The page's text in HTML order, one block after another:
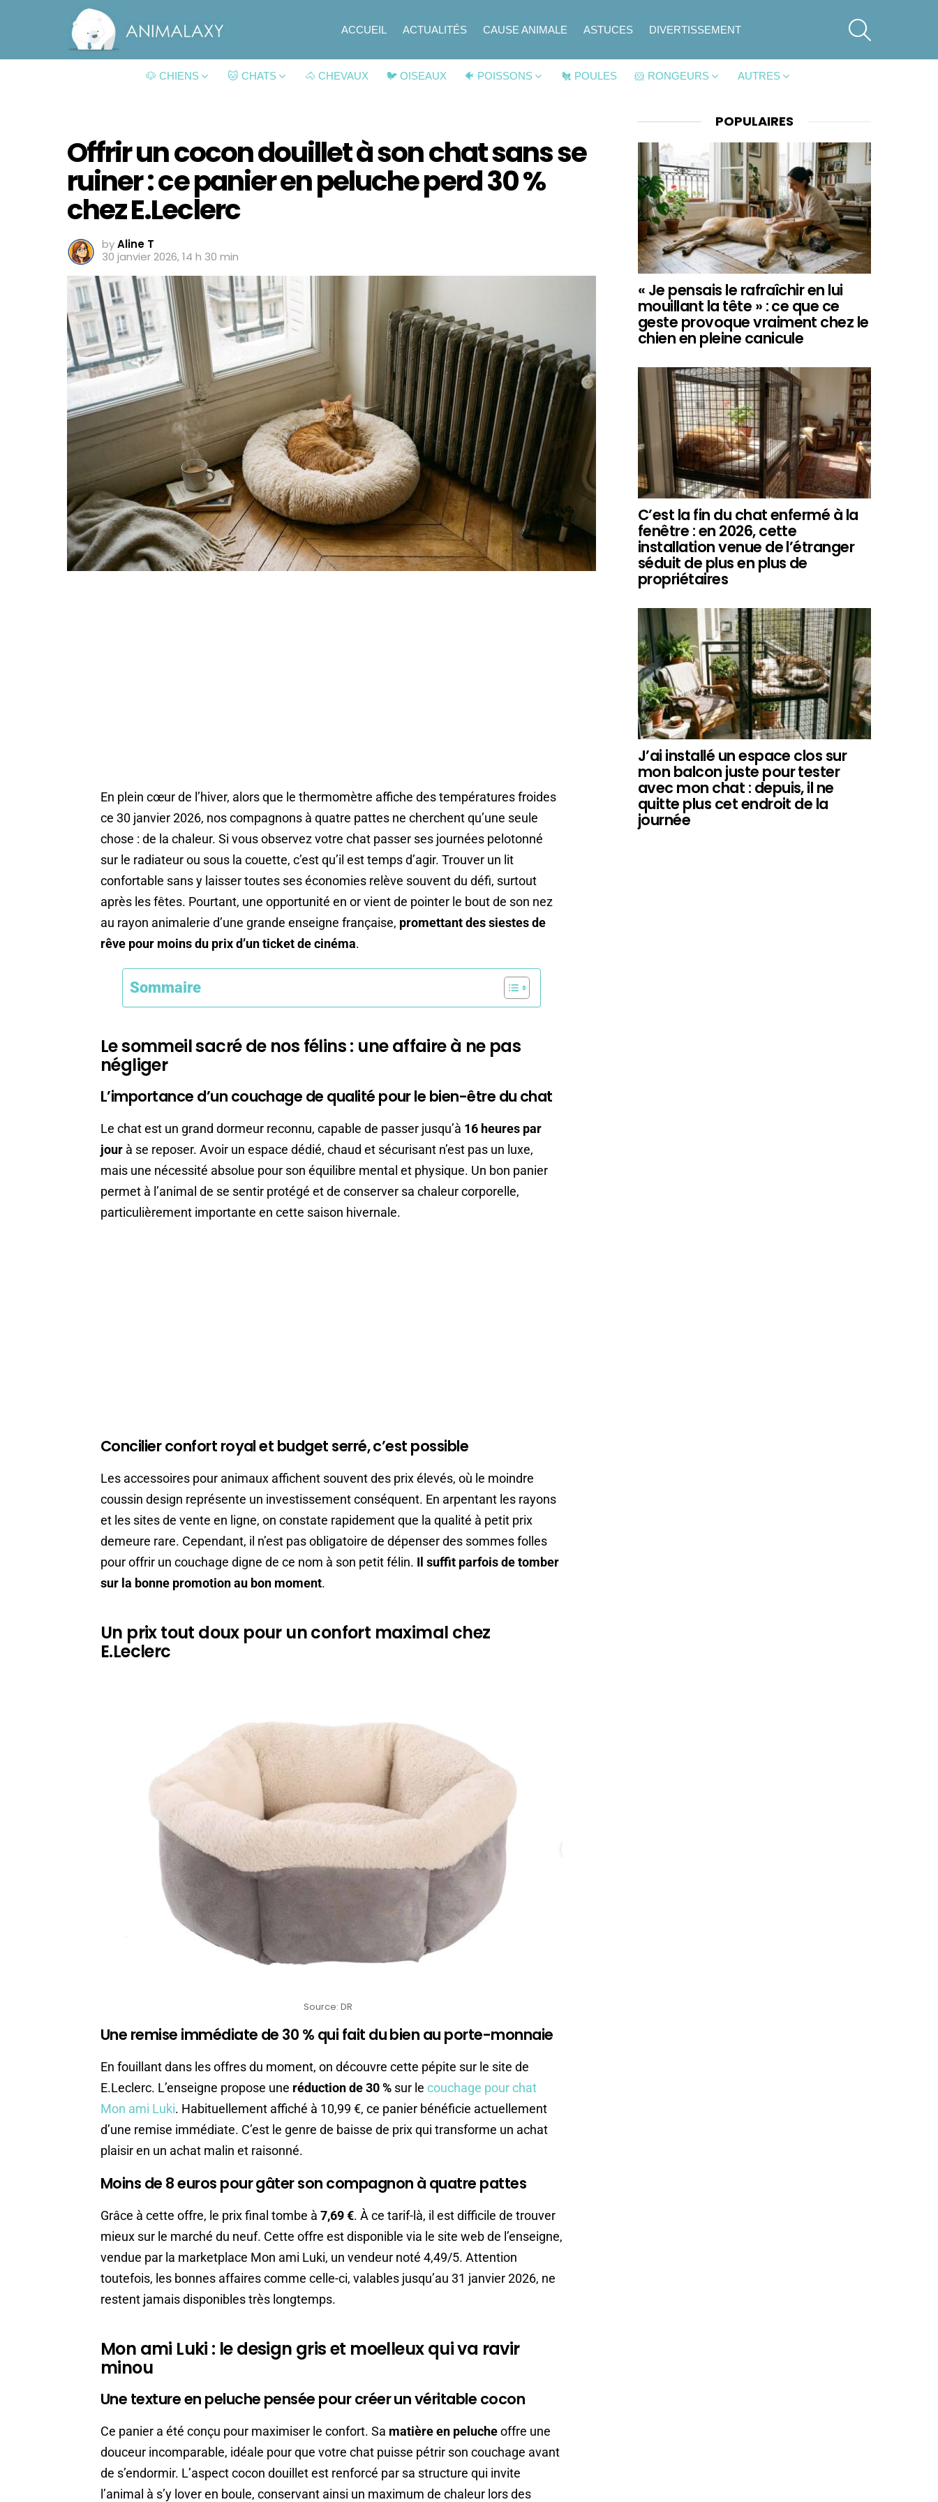
ACCUEIL ACTUALITÉS CAUSE ANIMALE ASTUCES DIVERTISSEMENT
🐶 CHIENS 🐱 CHATS 🐴 CHEVAUX 🐦 OISEAUX 🐠 POISSONS 🐔 POULES 🐹 RONGEURS AUTRES
Offrir un cocon douillet à son chat sans se
ruiner : ce panier en peluche perd 30 %
chez E.Leclerc
byAline T
30 janvier 2026, 14 h 30 min
En plein cœur de l’hiver, alors que le thermomètre affiche des températures froides
ce 30 janvier 2026, nos compagnons à quatre pattes ne cherchent qu’une seule
chose : de la chaleur. Si vous observez votre chat passer ses journées pelotonné
sur le radiateur ou sous la couette, c’est qu’il est temps d’agir. Trouver un lit
confortable sans y laisser toutes ses économies relève souvent du défi, surtout
après les fêtes. Pourtant, une opportunité en or vient de pointer le bout de son nez
au rayon animalerie d’une grande enseigne française, promettant des siestes de
rêve pour moins du prix d’un ticket de cinéma.
Sommaire
Le sommeil sacré de nos félins : une affaire à ne pas
négliger
L’importance d’un couchage de qualité pour le bien-être du chat
Le chat est un grand dormeur reconnu, capable de passer jusqu’à 16 heures par
jour à se reposer. Avoir un espace dédié, chaud et sécurisant n’est pas un luxe,
mais une nécessité absolue pour son équilibre mental et physique. Un bon panier
permet à l’animal de se sentir protégé et de conserver sa chaleur corporelle,
particulièrement importante en cette saison hivernale.
Concilier confort royal et budget serré, c’est possible
Les accessoires pour animaux affichent souvent des prix élevés, où le moindre
coussin design représente un investissement conséquent. En arpentant les rayons
et les sites de vente en ligne, on constate rapidement que la qualité à petit prix
demeure rare. Cependant, il n’est pas obligatoire de dépenser des sommes folles
pour offrir un couchage digne de ce nom à son petit félin. Il suffit parfois de tomber
sur la bonne promotion au bon moment.
Un prix tout doux pour un confort maximal chez
E.Leclerc
Source: DR
Une remise immédiate de 30 % qui fait du bien au porte-monnaie
En fouillant dans les offres du moment, on découvre cette pépite sur le site de
E.Leclerc. L’enseigne propose une réduction de 30 % sur le couchage pour chat
Mon ami Luki. Habituellement affiché à 10,99 €, ce panier bénéficie actuellement
d’une remise immédiate. C’est le genre de baisse de prix qui transforme un achat
plaisir en un achat malin et raisonné.
Moins de 8 euros pour gâter son compagnon à quatre pattes
Grâce à cette offre, le prix final tombe à 7,69 €. À ce tarif-là, il est difficile de trouver
mieux sur le marché du neuf. Cette offre est disponible via le site web de l’enseigne,
vendue par la marketplace Mon ami Luki, un vendeur noté 4,49/5. Attention
toutefois, les bonnes affaires comme celle-ci, valables jusqu’au 31 janvier 2026, ne
restent jamais disponibles très longtemps.
Mon ami Luki : le design gris et moelleux qui va ravir
minou
Une texture en peluche pensée pour créer un véritable cocon
Ce panier a été conçu pour maximiser le confort. Sa matière en pelucheoffre une
douceur incomparable, idéale pour que votre chat puisse pétrir son couchage avant
de s’endormir. L’aspect cocon douillet est renforcé par sa structure qui invite
l’animal à s’y lover en boule, conservant ainsi un maximum de chaleur lors des
POPULAIRES
« Je pensais le rafraîchir en lui
mouillant la tête » : ce que ce
geste provoque vraiment chez le
chien en pleine canicule
C’est la fin du chat enfermé à la
fenêtre : en 2026, cette
installation venue de l’étranger
séduit de plus en plus de
propriétaires
J’ai installé un espace clos sur
mon balcon juste pour tester
avec mon chat : depuis, il ne
quitte plus cet endroit de la
journée